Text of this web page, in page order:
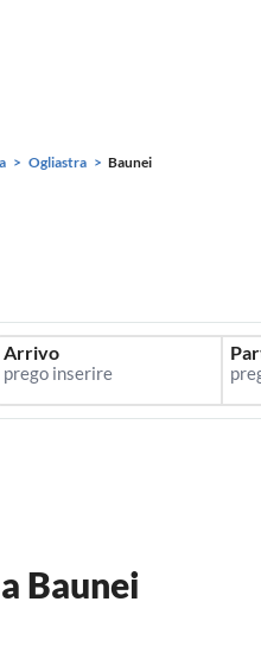
Ogliastra Baunei
Arrivo
Baunei